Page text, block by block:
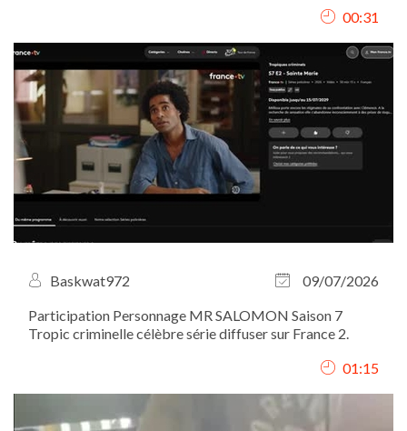
travers des plans immersifs filmés du point de vue du00:31
Baskwat972
09/07/2026
Participation Personnage MR SALOMON Saison 7
Tropic criminelle célèbre série diffuser sur France 2.
01:15